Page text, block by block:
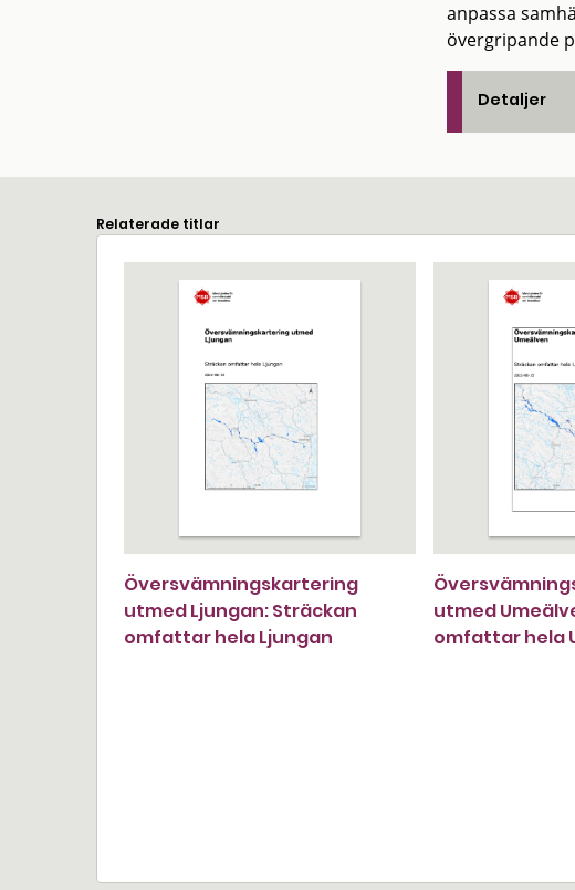
anpassa
övergripande
Detaljer
Relaterade titlar
Översvämningskartering
utmed Ljungan: Sträckan
omfattar hela Ljungan
utmed
omfattar hela